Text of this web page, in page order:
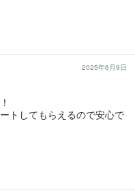
2025年6月9日
トしてもらえるので安心で